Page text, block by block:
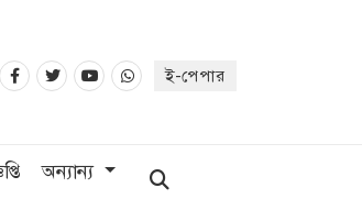
ই-পেপার
অন্যান্য